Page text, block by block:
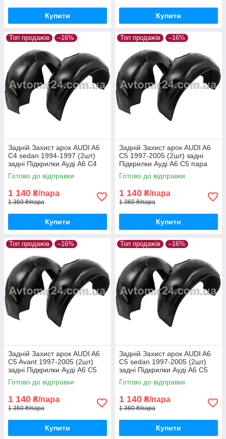
Купити Купити
Топ продажів –16%
Задній Захист арок AUDI A6
C4 sedan 1994-1997 (2шт)
задні Підкрилки Ауді А6 С4
седан пара задніх
Готово до відправки
1 140 ₴/пара
1 360 ₴/пара
Купити
Топ продажів –16%
Задній Захист арок AUDI A6
C5 1997-2005 (2шт) задні
Підкрилки Ауді А6 С5 пара
задніх
Готово до відправки
1 140 ₴/пара
1 360 ₴/пара
Купити
Топ продажів –16%
Задній Захист арок AUDI A6
C5 Avant 1997-2005 (2шт)
задні Підкрилки Ауді А6 С5
універсал пара задніх
Готово до відправки
1 140 ₴/пара
1 360 ₴/пара
Купити
Топ продажів –16%
Задній Захист арок AUDI A6
C5 sedan 1997-2005 (2шт)
задні Підкрилки Ауді А6 С5
седан пара задніх
Готово до відправки
1 140 ₴/пара
1 360 ₴/пара
Купити